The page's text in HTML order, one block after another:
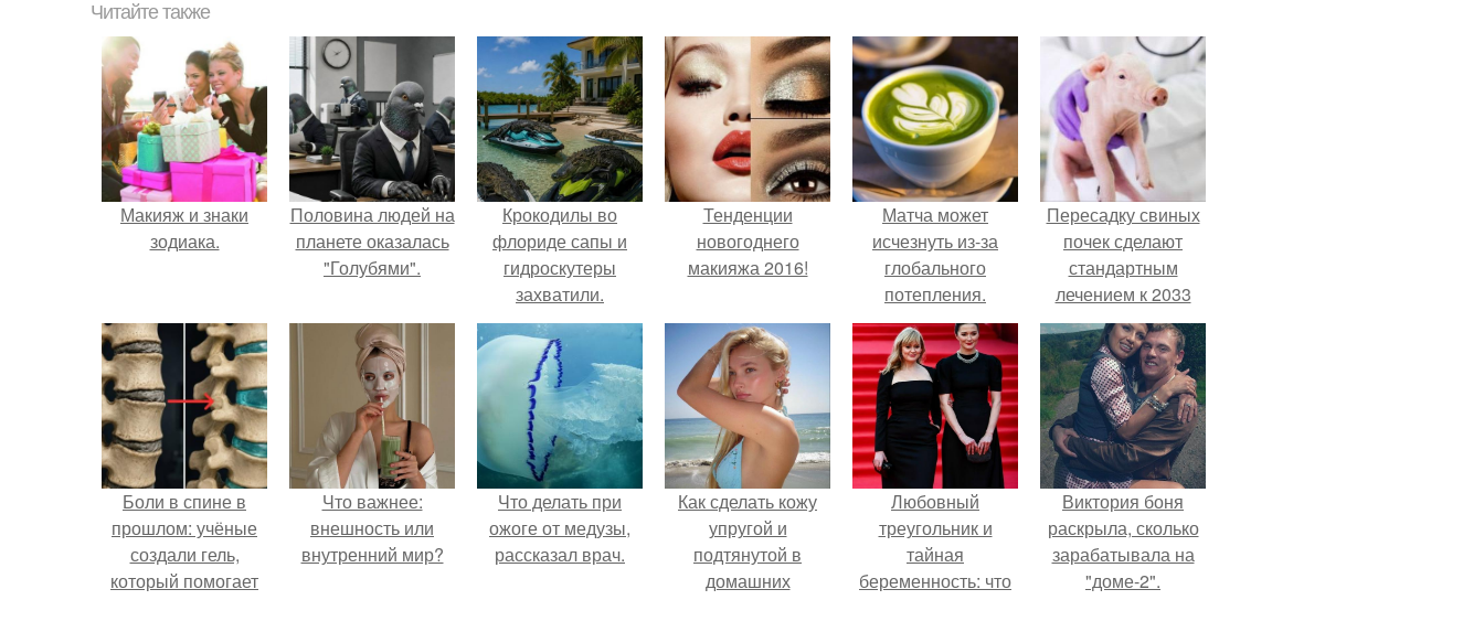
Читайте также
Макияж и знаки
зодиака.
Половина людей на
планете оказалась
"Голубями".
Крокодилы во
флориде сапы и
гидроскутеры
захватили.
Тенденции
новогоднего
макияжа 2016!
Матча может
исчезнуть из-за
глобального
потепления.
Пересадку свиных
почек сделают
стандартным
лечением к 2033
году в Японии.
Боли в спине в
прошлом: учёные
создали гель,
который помогает
Что важнее:
внешность или
внутренний мир?
Что делать при
ожоге от медузы,
рассказал врач.
Как сделать кожу
упругой и
подтянутой в
домашних
Любовный
треугольник и
тайная
беременность: что
Виктория боня
раскрыла, сколько
зарабатывала на
"доме-2".